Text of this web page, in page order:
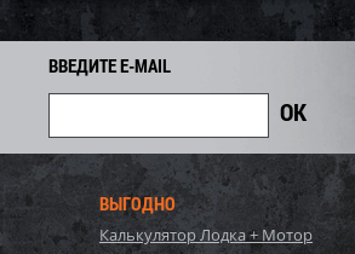
6 660 i
Экономия
1 488 i
262 Экономия
ВВЕДИТЕ E-MAIL
ВЫГОДНО
Калькулятор Лодка + Мотор